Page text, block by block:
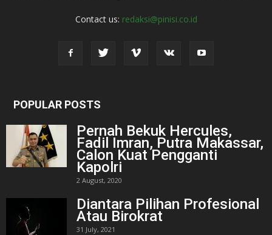
Contact us: redaksi@pinisi.co.id
POPULAR POSTS
Pernah Bekuk Hercules,
Fadil Imran, Putra Makassar,
Calon Kuat Pengganti
Kapolri
2 August, 2020
Diantara Pilihan Profesional
Atau Birokrat
31 July, 2021